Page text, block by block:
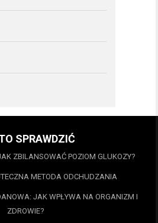
SPRAWDZIĆ
ZBILANSOWAĆ POZIOM GLUKOZY?
METODA ODCHUDZANIA
JAK WPŁYWA NA ORGANIZM I
ZDROWIE?